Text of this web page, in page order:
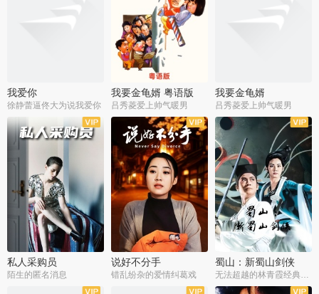
我爱你
徐静蕾逼佟大为说我爱你
我要金龟婿 粤语版
吕秀菱爱上帅气暖男
我要金龟婿
吕秀菱爱上帅气暖男
私人采购员
陌生的匿名消息
说好不分手
错乱纷杂的爱情纠葛戏
蜀山：新蜀山剑侠
无法超越的林青霞经典角色